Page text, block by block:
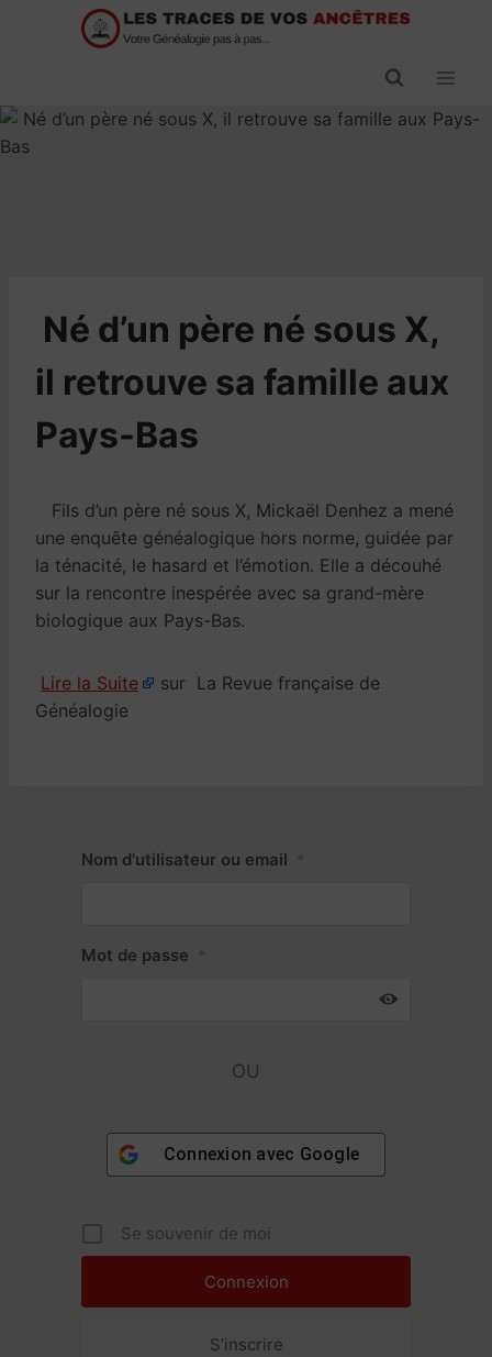
​Né d’un père né sous X,
il retrouve sa famille aux
Pays-Bas
Fils d’un père né sous X, Mickaël Denhez a mené
une enquête généalogique hors norme, guidée par
la ténacité, le hasard et l’émotion. Elle a découhé
sur la rencontre inespérée avec sa grand-mère
biologique aux Pays-Bas.
Lire la Suite
sur La Revue française de
Généalogie
Nom d'utilisateur ou email
Mot de passe
OU
Connexion avec Google
Se souvenir de moi
S’inscrire